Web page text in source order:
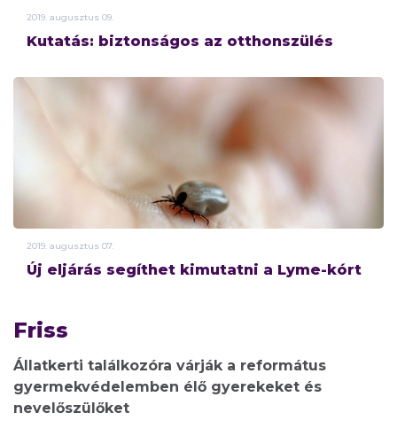
2019. augusztus 09.
Kutatás: biztonságos az otthonszülés
2019. augusztus 07.
Új eljárás segíthet kimutatni a Lyme-kórt
Friss
Állatkerti találkozóra várják a református
gyermekvédelemben élő gyerekeket és
nevelőszülőket